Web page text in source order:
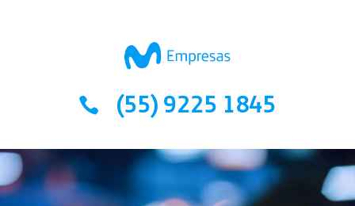
 (55) 9225 1845